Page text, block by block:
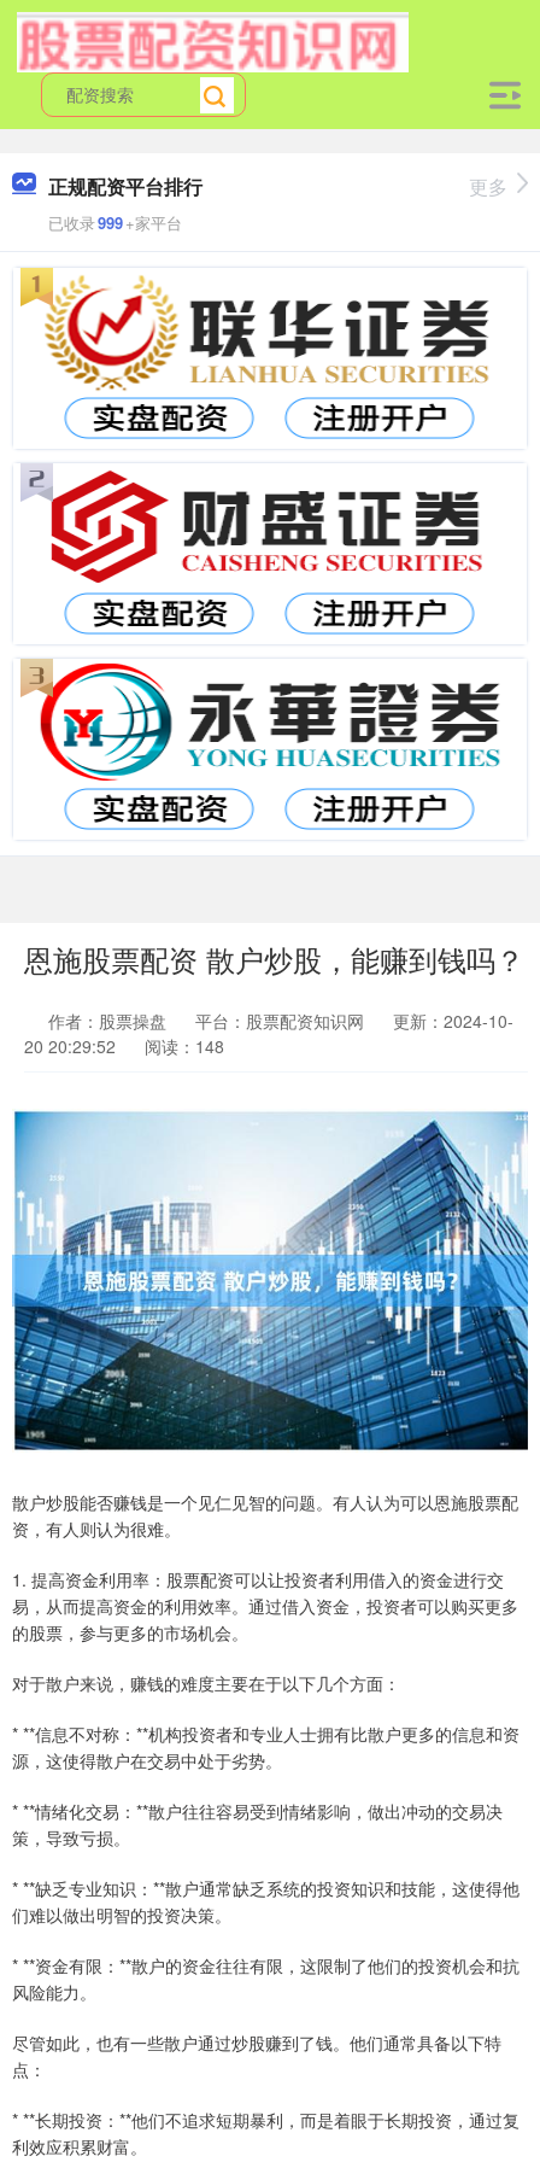
正规配资平台排行
已收录999+家平台
更多
恩施股票配资 散户炒股，能赚到钱吗？
作者：股票操盘 平台：股票配资知识网
更新：2024-10-
20 20:29:52
阅读：148
散户炒股能否赚钱是一个见仁见智的问题。有人认为可以恩施股票配
资，有人则认为很难。
1. 提高资金利用率：股票配资可以让投资者利用借入的资金进行交
易，从而提高资金的利用效率。通过借入资金，投资者可以购买更多
的股票，参与更多的市场机会。
对于散户来说，赚钱的难度主要在于以下几个方面：
* **信息不对称：**机构投资者和专业人士拥有比散户更多的信息和资
源，这使得散户在交易中处于劣势。
* **情绪化交易：**散户往往容易受到情绪影响，做出冲动的交易决
策，导致亏损。
* **缺乏专业知识：**散户通常缺乏系统的投资知识和技能，这使得他
们难以做出明智的投资决策。
* **资金有限：**散户的资金往往有限，这限制了他们的投资机会和抗
风险能力。
尽管如此，也有一些散户通过炒股赚到了钱。他们通常具备以下特
点：
* **长期投资：**他们不追求短期暴利，而是着眼于长期投资，通过复
利效应积累财富。